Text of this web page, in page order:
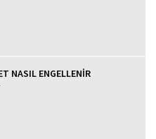
NASIL ENGELLENİR